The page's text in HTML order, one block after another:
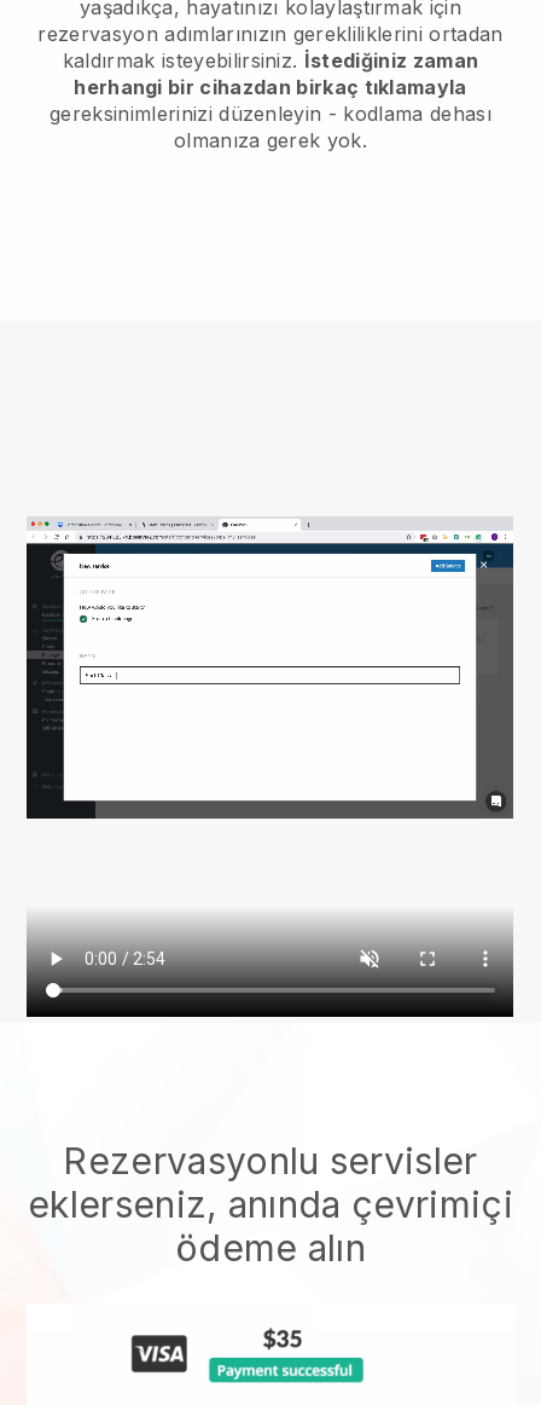
yaşadıkça, hayatınızı kolaylaştırmak için
rezervasyon adımlarınızın gerekliliklerini ortadan
kaldırmak isteyebilirsiniz. İstediğiniz zaman
herhangi bir cihazdan birkaç tıklamayla
gereksinimlerinizi düzenleyin - kodlama dehası
olmanıza gerek yok.
Rezervasyonlu servisler
eklerseniz, anında çevrimiçi
ödeme alın